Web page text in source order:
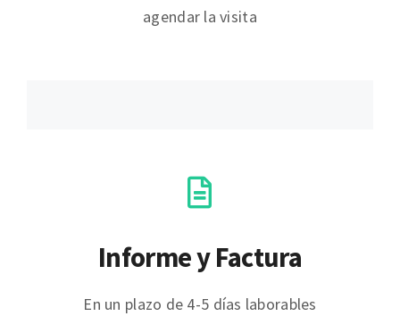
agendar la visita
Informe y Factura
En un plazo de 4-5 días laborables